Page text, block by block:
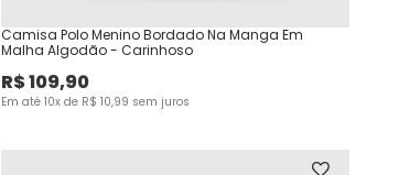
Camisa Polo Menino Bordado Na Manga Em
Malha Algodão - Carinhoso
R$109,90
Em até10x de R$ 10,99 sem juros